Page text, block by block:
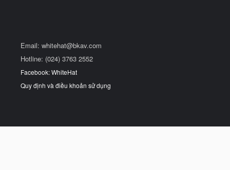
Email: whitehat@bkav.com
Hotline: (024) 3763 2552
Facebook: WhiteHat
Quy định và điều khoản sử dụng